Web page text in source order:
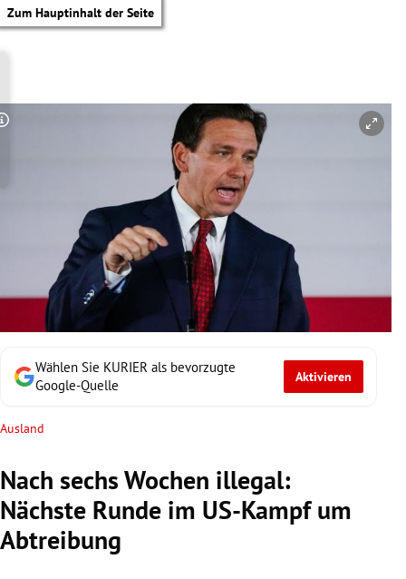
Zum Hauptinhalt der Seite
Untermenü
Untermenü
Untermenü
Untermenü
Wählen Sie KURIER als bevorzugte
Google-Quelle
Aktivieren
Ausland
Nach sechs Wochen illegal:
Nächste Runde im US-Kampf um
Abtreibung
Copyright-Hinweis öffnen/schließen